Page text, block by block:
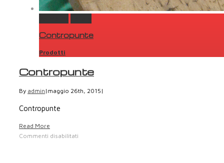
Contropunte
Prodotti
Contropunte
By admin | maggio 26th, 2015 |
Contropunte
Read More
Commenti disabilitati